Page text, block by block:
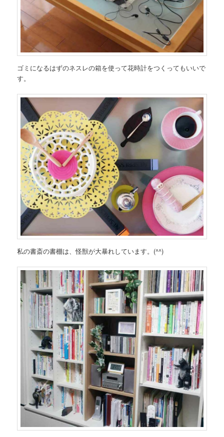
ゴミになるはずのネスレの箱を使って花時計をつくってもいいで
す。
私の書斎の書棚は、怪獣が大暴れしています。(^^)